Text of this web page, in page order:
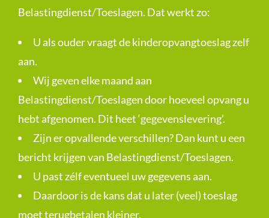
Belastingdienst/Toeslagen. Dat werkt zo:
U als ouder vraagt de kinderopvangtoeslag zelf
aan.
Wij geven elke maand aan
Belastingdienst/Toeslagen door hoeveel opvang u
hebt afgenomen. Dit heet ‘gegevenslevering’.
Zijn er opvallende verschillen? Dan kunt u een
bericht krijgen van Belastingdienst/Toeslagen.
U past zélf eventueel uw gegevens aan.
Daardoor is de kans dat u later (veel) toeslag
moet terugbetalen kleiner.